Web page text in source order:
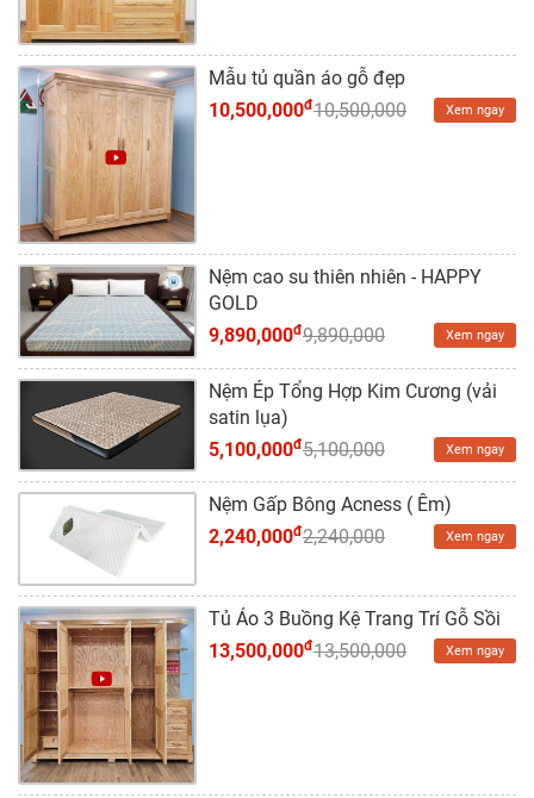
Mẫu tủ quần áo gỗ đẹp
10,500,000đ10,500,000 Xem ngay
Nệm cao su thiên nhiên - HAPPY
GOLD
9,890,000đ9,890,000 Xem ngay
Nệm Ép Tổng Hợp Kim Cương (vải
satin lụa)
5,100,000đ5,100,000 Xem ngay
Nệm Gấp Bông Acness ( Êm)
2,240,000đ2,240,000 Xem ngay
Tủ Áo 3 Buồng Kệ Trang Trí Gỗ Sồi
13,500,000đ13,500,000 Xem ngay